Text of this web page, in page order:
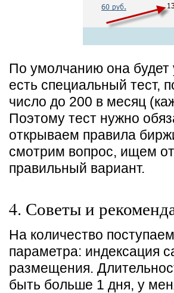
По умолчанию она будет
есть специальный тест,
число до 200 в месяц
Поэтому тест нужно
открываем правила
смотрим вопрос, ищем
правильный вариант.
4. Советы и
На количество
параметра: индексация
размещения.
быть больше 1 дня, у